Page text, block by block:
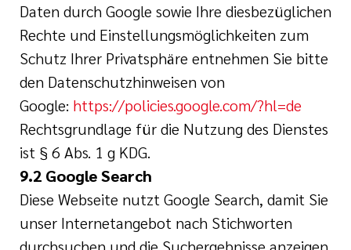
Daten durch Google sowie Ihre diesbezüglichen
Rechte und Einstellungsmöglichkeiten zum
Schutz Ihrer Privatsphäre entnehmen Sie bitte
den Datenschutzhinweisen von
Google: https://policies.google.com/?hl=de
Rechtsgrundlage für die Nutzung des Dienstes
ist § 6 Abs. 1 g KDG.
9.2 Google Search
Diese Webseite nutzt Google Search, damit Sie
unser Internetangebot nach Stichworten